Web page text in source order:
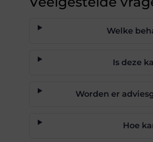
Welke
Is deze
Worden er
Hoe